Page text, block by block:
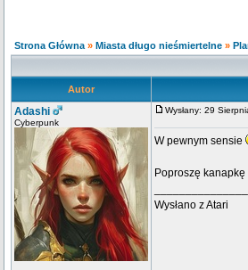
Strona Główna » Miasta długo nieśmiertelne »
Autor
Adashi
Cyberpunk
Wysłany: 29
W pewnym sensie
Poproszę
Wysłano z Atari